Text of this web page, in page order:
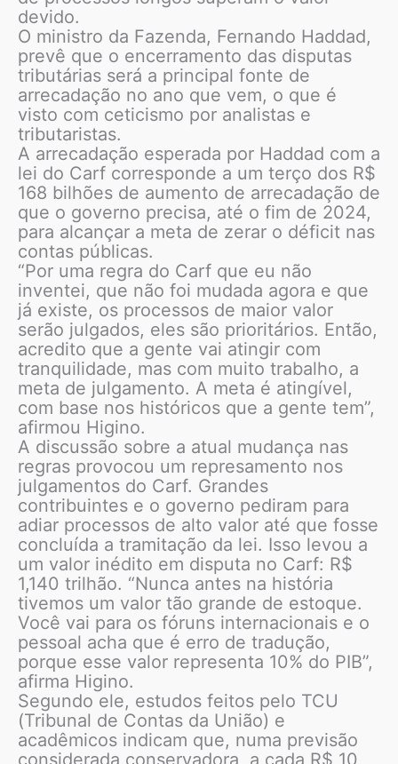
devido.
O ministro da Fazenda, Fernando Haddad,
prevê que o encerramento das disputas
tributárias será a principal fonte de
arrecadação no ano que vem, o que é
visto com ceticismo por analistas e
tributaristas.
A arrecadação esperada por Haddad com a
lei do Carf corresponde a um terço dos R$
168 bilhões de aumento de arrecadação de
que o governo precisa, até o fim de 2024,
para alcançar a meta de zerar o déficit nas
contas públicas.
“Por uma regra do Carf que eu não
inventei, que não foi mudada agora e que
já existe, os processos de maior valor
serão julgados, eles são prioritários. Então,
acredito que a gente vai atingir com
tranquilidade, mas com muito trabalho, a
meta de julgamento. A meta é atingível,
com base nos históricos que a gente tem”,
afirmou Higino.
A discussão sobre a atual mudança nas
regras provocou um represamento nos
julgamentos do Carf. Grandes
contribuintes e o governo pediram para
adiar processos de alto valor até que fosse
concluída a tramitação da lei. Isso levou a
um valor inédito em disputa no Carf: R$
1,140 trilhão. “Nunca antes na história
tivemos um valor tão grande de estoque.
Você vai para os fóruns internacionais e o
pessoal acha que é erro de tradução,
porque esse valor representa 10% do PIB”,
afirma Higino.
Segundo ele, estudos feitos pelo TCU
(Tribunal de Contas da União) e
acadêmicos indicam que, numa previsão